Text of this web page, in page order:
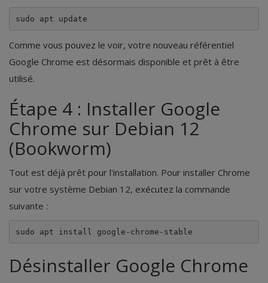
sudo apt update
Comme vous pouvez le voir, votre nouveau référentiel
Google Chrome est désormais disponible et prêt à être
utilisé.
Étape 4 : Installer Google
Chrome sur Debian 12
(Bookworm)
Tout est déjà prêt pour l'installation. Pour installer Chrome
sur votre système Debian 12, exécutez la commande
suivante :
sudo apt install google-chrome-stable
Désinstaller Google Chrome